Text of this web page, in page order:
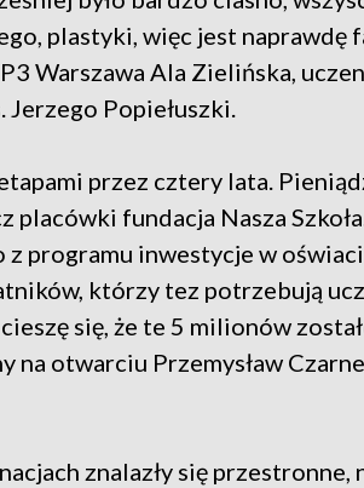
plastyki, więc jest naprawdę
Warszawa Ala Zielińska,
Jerzego Popiełuszki.
przez cztery lata.
placówki fundacja Nasza
programu inwestycje w
którzy tez potrzebują
się, że te 5 milionów
na otwarciu Przemysław
znalazły się przestronne,